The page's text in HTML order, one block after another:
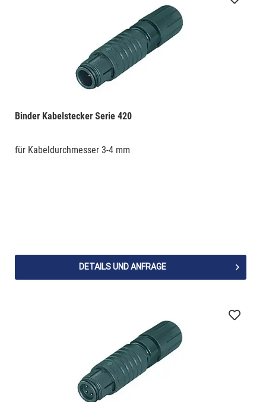
Binder Kabelstecker Serie 420
für Kabeldurchmesser 3-4 mm
DETAILS UND ANFRAGE